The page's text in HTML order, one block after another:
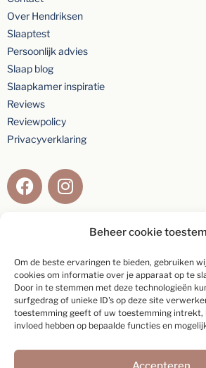
Beheer cookie
Om de beste ervaringen te bieden, gebruiken
cookies om informatie over je apparaat op te
Door in te stemmen met deze technologieën
surfgedrag of unieke ID's op deze site
toestemming geeft of uw toestemming intrekt,
invloed hebben op bepaalde functies en
Over Hendriksen
Slaaptest
Persoonlijk advies
Slaap blog
Slaapkamer inspiratie
Reviews
Reviewpolicy
Privacyverklaring
9,2gebaseerd op154
Schrijf een beoordeling